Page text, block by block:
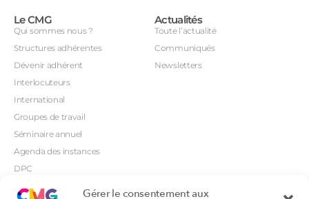
Gérer le consentement aux
Le CMG
Qui sommes nous ?
Structures adhérentes
Dévenir adhérent
Interlocuteurs
International
Groupes de travail
Séminaire annuel
Agenda des instances
DPC
Actualités
Toute l’actualité
Communiqués
Newsletters